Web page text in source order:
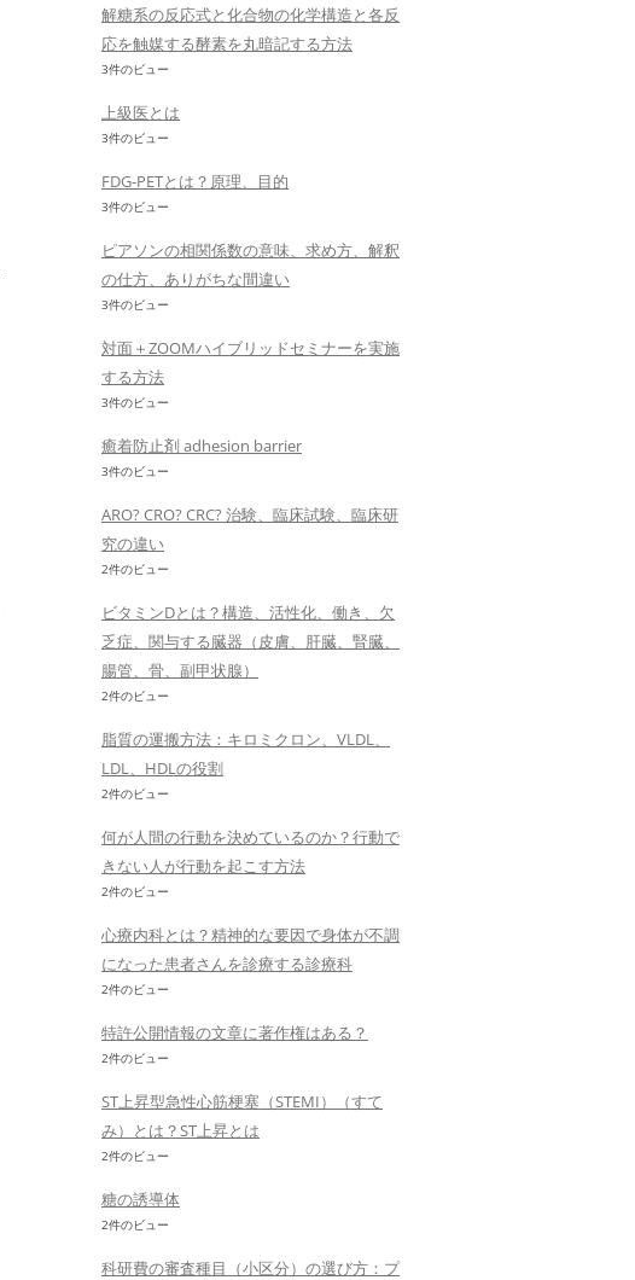
解糖系の反応式と化合物の化学構造と各反
応を触媒する酵素を丸暗記する方法
3件のビュー
上級医とは
3件のビュー
FDG-PETとは？原理、目的
3件のビュー
ピアソンの相関係数の意味、求め方、解釈
の仕方、ありがちな間違い
3件のビュー
対面＋ZOOMハイブリッドセミナーを実施
する方法
3件のビュー
癒着防止剤 adhesion barrier
3件のビュー
ARO? CRO? CRC? 治験、臨床試験、臨床研
究の違い
2件のビュー
ビタミンDとは？構造、活性化、働き、欠
乏症、関与する臓器（皮膚、肝臓、腎臓、
腸管、骨、副甲状腺）
2件のビュー
脂質の運搬方法：キロミクロン、VLDL、
LDL、HDLの役割
2件のビュー
何が人間の行動を決めているのか？行動で
きない人が行動を起こす方法
2件のビュー
心療内科とは？精神的な要因で身体が不調
になった患者さんを診療する診療科
2件のビュー
特許公開情報の文章に著作権はある？
2件のビュー
ST上昇型急性心筋梗塞（STEMI）（すて
み）とは？ST上昇とは
2件のビュー
糖の誘導体
2件のビュー
科研費の審査種目（小区分）の選び方：プ